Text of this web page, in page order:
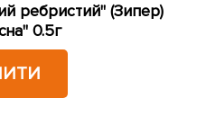
ребристий" (Зипер)
0.5г